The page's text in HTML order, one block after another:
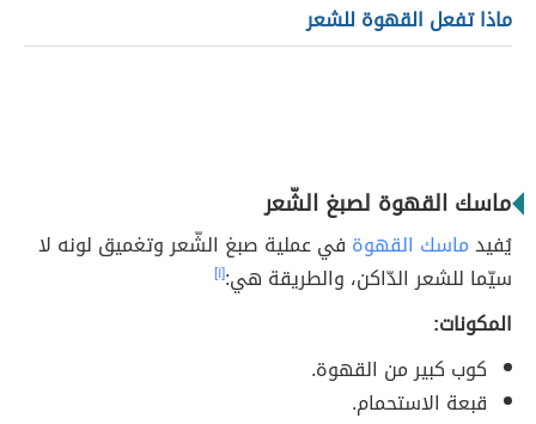
ماذا تفعل القهوة للشعر
ماسك القهوة لصبغ الشّعر
يُفيدماسك القهوة في عملية صبغ الشّعر وتغميق لونه لا
سيّما للشعر الدّاكن، والطريقة هي:[١]
المكونات:
كوب كبير من القهوة.
قبعة الاستحمام.